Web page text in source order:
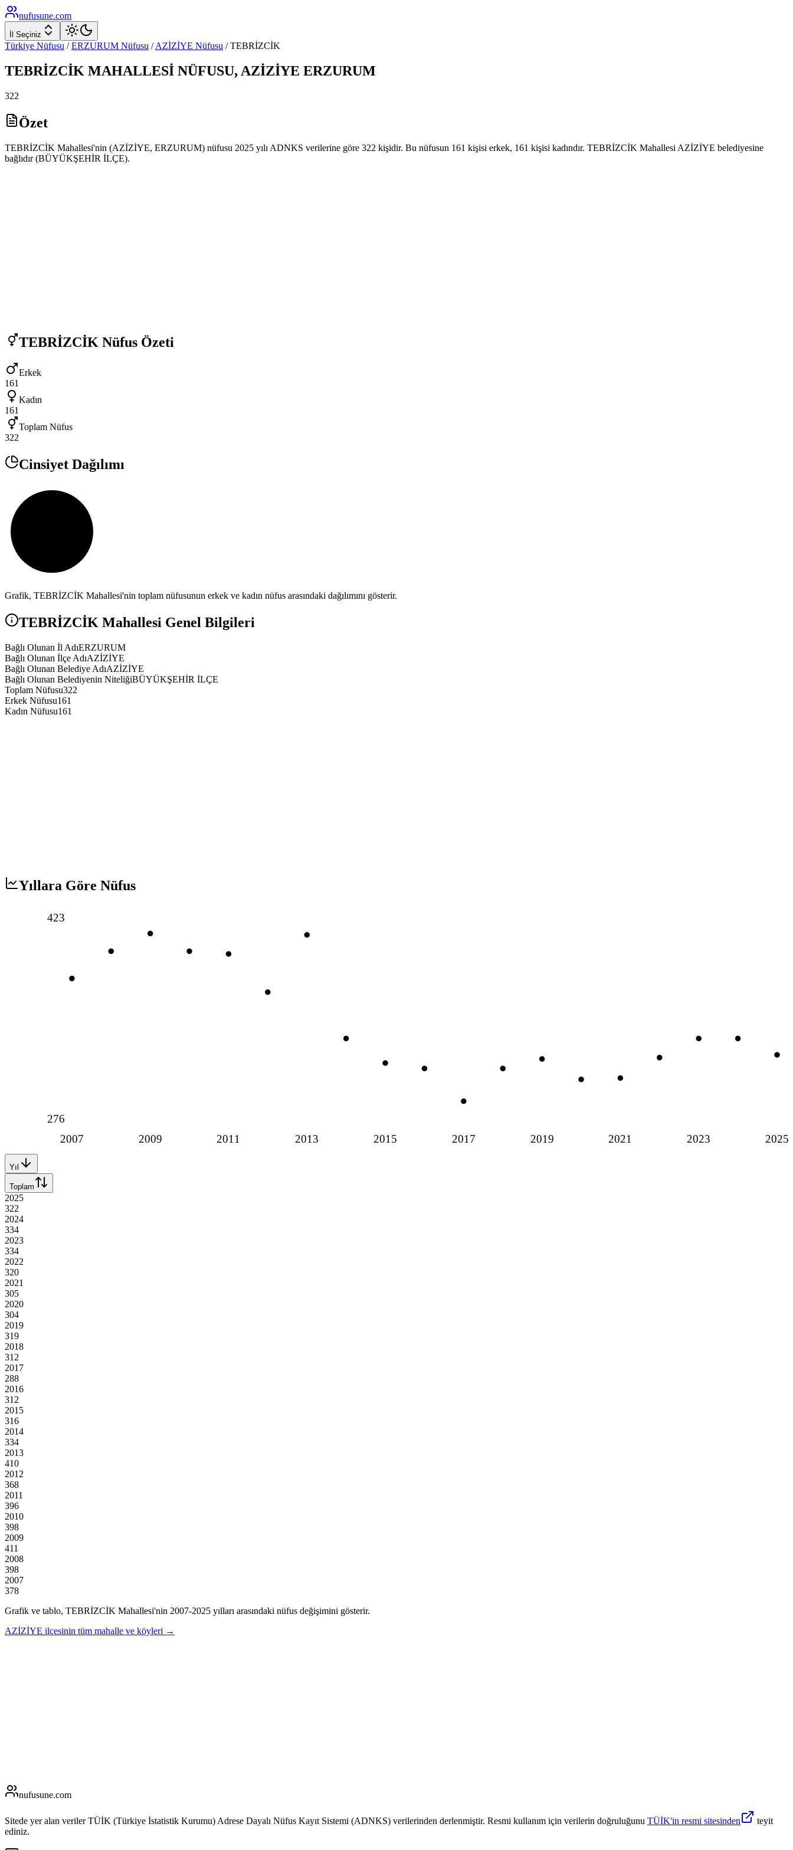
nufusune.com
İl Seçiniz
Türkiye Nüfusu / ERZURUM Nüfusu / AZİZİYE Nüfusu /TEBRİZCİK
TEBRİZCİK MAHALLESİ NÜFUSU, AZİZİYE ERZURUM
322
Özet
TEBRİZCİK Mahallesi'nin (AZİZİYE, ERZURUM) nüfusu 2025 yılı ADNKS verilerine göre 322 kişidir. Bu nüfusun 161 kişisi erkek, 161 kişisi kadındır. TEBRİZCİK Mahallesi AZİZİYE belediyesine
bağlıdır (BÜYÜKŞEHİR İLÇE).
TEBRİZCİK Nüfus Özeti
Erkek
161
Kadın
161
Toplam Nüfus
322
Cinsiyet Dağılımı
Grafik, TEBRİZCİK Mahallesi'nin toplam nüfusunun erkek ve kadın nüfus arasındaki dağılımını gösterir.
TEBRİZCİK Mahallesi Genel Bilgileri
Bağlı Olunan İl AdıERZURUM
Bağlı Olunan İlçe AdıAZİZİYE
Bağlı Olunan Belediye AdıAZİZİYE
Bağlı Olunan Belediyenin NiteliğiBÜYÜKŞEHİR İLÇE
Toplam Nüfusu322
Erkek Nüfusu161
Kadın Nüfusu161
Yıllara Göre Nüfus
2007 2009 2011 2013 2015 2017 2019 2021 2023 2025
423
276
Yıl
Toplam
2025
322
2024
334
2023
334
2022
320
2021
305
2020
304
2019
319
2018
312
2017
288
2016
312
2015
316
2014
334
2013
410
2012
368
2011
396
2010
398
2009
411
2008
398
2007
378
Grafik ve tablo, TEBRİZCİK Mahallesi'nin 2007-2025 yılları arasındaki nüfus değişimini gösterir.
AZİZİYE ilçesinin tüm mahalle ve köyleri →
nufusune.com
Sitede yer alan veriler TÜİK (Türkiye İstatistik Kurumu) Adrese Dayalı Nüfus Kayıt Sistemi (ADNKS) verilerinden derlenmiştir. Resmi kullanım için verilerin doğruluğunu TÜİK'in resmi sitesinden
teyit
ediniz.